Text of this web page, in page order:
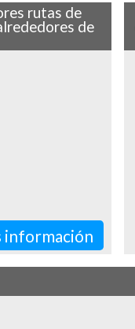
rutas de
de
información